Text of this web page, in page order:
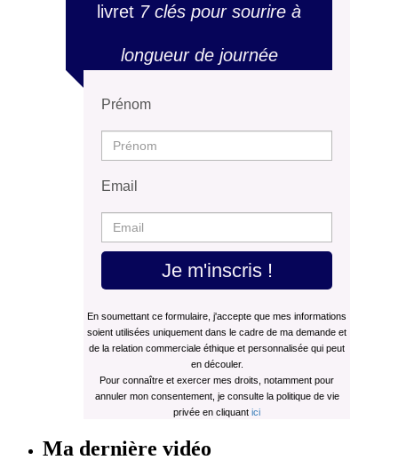
livret 7 clés pour sourire à
longueur de journée
Prénom
Email
Je m'inscris !
En soumettant ce formulaire, j'accepte que mes informations
soient utilisées uniquement dans le cadre de ma demande et
de la relation commerciale éthique et personnalisée qui peut
en découler.
Pour connaître et exercer mes droits, notamment pour
annuler mon consentement, je consulte la politique de vie
privée en cliquant ici
Ma dernière vidéo